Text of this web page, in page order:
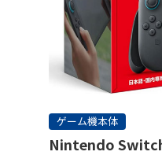
ゲーム機本体
Nintendo